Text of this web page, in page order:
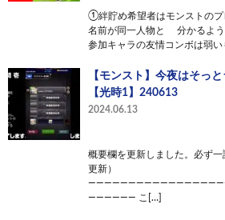
①絆貯め希望者はモンストの
名前が同一人物と 分かるよ
参加キャラの友情コンボは弱い
【モンスト】今夜はそっ
【光時1】240613
2024.06.13
概要欄を更新しました。必ず
更新）
—————— こ[…]